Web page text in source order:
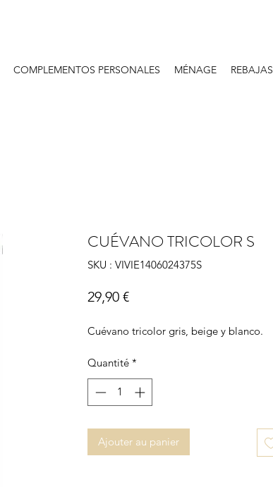
COMPLEMENTOS PERSONALES MÉNAGE REBAJAS
CUÉVANO TRICOLOR S
SKU : VIVIE1406024375S
29,90 €Prix
Cuévano tricolor gris, beige y blanco.
Quantité *
Ajouter au panier